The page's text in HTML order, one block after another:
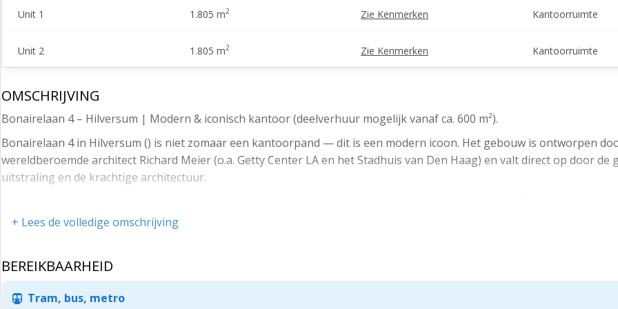
Unit 1 1.805 m2 Zie Kenmerken Kantoorruimte
Unit 2 1.805 m2 Zie Kenmerken Kantoorruimte
OMSCHRIJVING
Bonairelaan 4 – Hilversum | Modern & iconisch kantoor (deelverhuur mogelijk vanaf ca. 600 m²).
Bonairelaan 4 in Hilversum () is niet zomaar een kantoorpand — dit is een modern icoon. Het gebouw is ontworpen
wereldberoemde architect Richard Meier (o.a. Getty Center LA en het Stadhuis van Den Haag) en valt direct op door de
uitstraling en de krachtige architectuur.
verdiepingen. De ligging is strategisch: tussen de A27 en een charmante villawijk. Dat betekent: uitstekend bereikbaar
Met een totale oppervlakte van circa 3.610 m², verdeeld over vier verdiepingen, en vloervelden tot 1.375 m² per
ruimte en uitstraling zoeken, maar niet meteen het hele gebouw willen vullen.
+ Lees de volledige omschrijving
BEREIKBAARHEID
Tram, bus, metro